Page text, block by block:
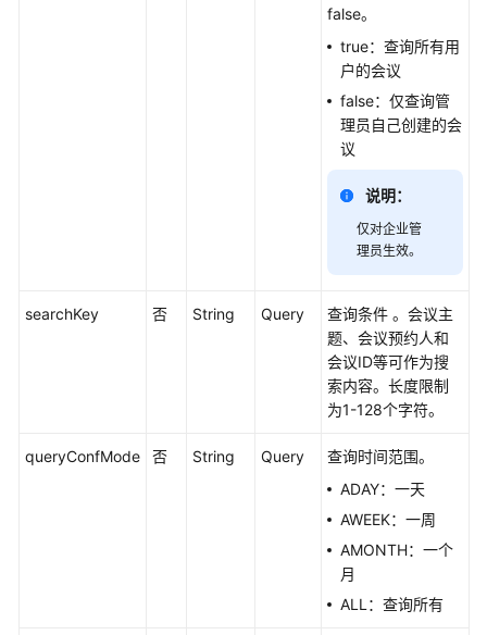
发
发
false。
true：查询所有用
户的会议
false：仅查询管
理员自己创建的会
议
说明：
仅对企业管
理员生效。
searchKey 否 String Query
查询条件 。会议主
题、会议预约人和
会议ID等可作为搜
索内容。长度限制
为1-128个字符。
queryConfMode 否 String Query
查询时间范围。
ADAY：一天
AWEEK：一周
AMONTH：一个
月
ALL：查询所有